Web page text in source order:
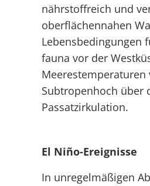
nährstoffreich und
oberflächennahen
Lebensbedingungen
fauna vor der
Meerestemperaturen
Subtropenhoch über
Passatzirkulation.
El Niño-Ereignisse
In unregelmäßigen